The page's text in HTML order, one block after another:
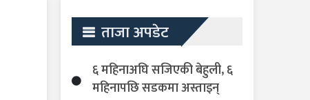
ताजा अपडेट
६ महिनाअघि सजिएकी बेहुली, ६
महिनापछि सडकमा अस्ताइन्